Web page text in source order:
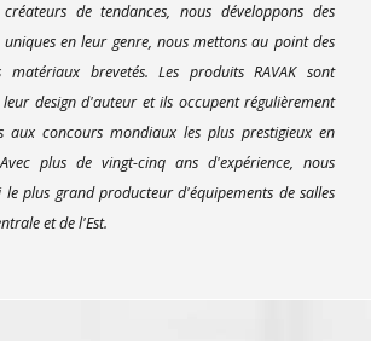
de tendances, nous développons des
en leur genre, nous mettons au point des
matériaux brevetés. Les produits RAVAK sont
design d'auteur et ils occupent régulièrement
aux concours mondiaux les plus prestigieux en
plus de vingt-cinq ans d'expérience, nous
plus grand producteur d'équipements de salles
et de l'Est.